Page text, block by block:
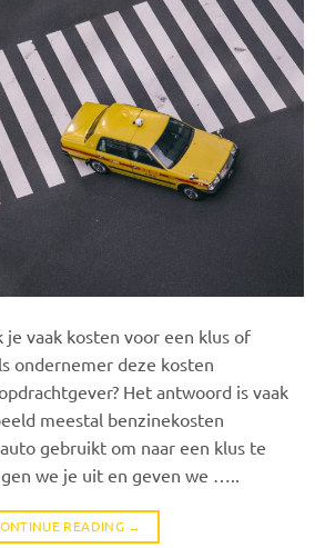
je vaak kosten voor een klus of
ondernemer deze kosten
Het antwoord is vaak
meestal benzinekosten
gebruikt om naar een klus te
we je uit en geven we …..
READING →